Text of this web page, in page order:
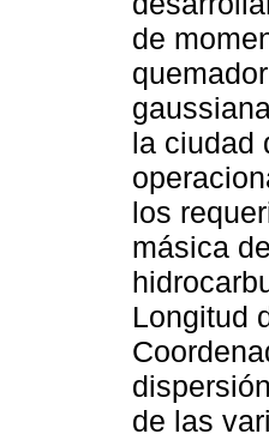
de
la ciudad
los
másica
Longitud
de las